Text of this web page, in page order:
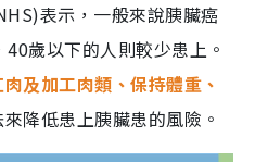
表示，一般來說胰臟癌
歲以下的人則較少患上。
及加工肉類、保持體重、
降低患上胰臟患的風險。